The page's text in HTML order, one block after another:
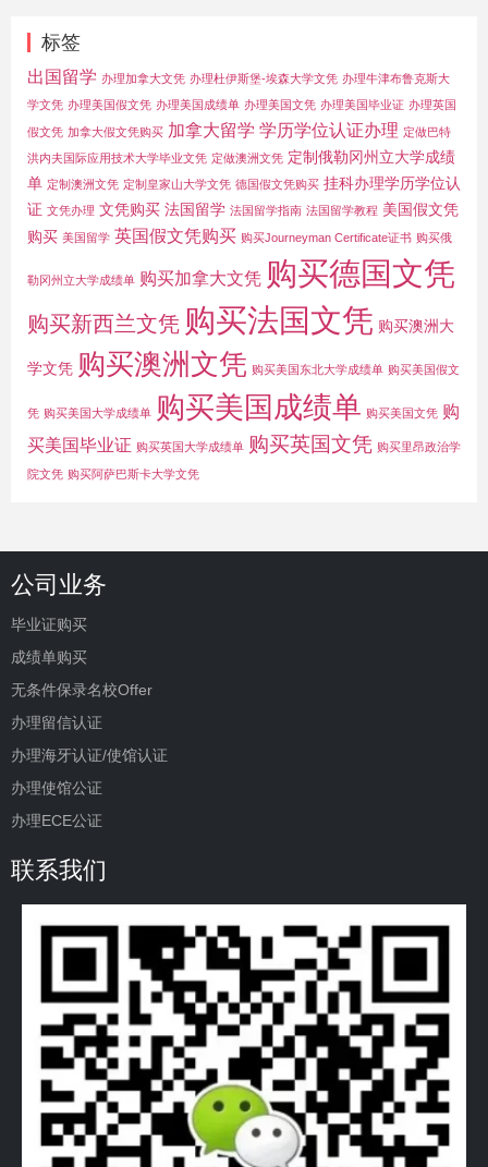
标签
出国留学 办理加拿大文凭 办理杜伊斯堡-埃森大学文凭 办理牛津布鲁克斯大
学文凭 办理美国假文凭 办理美国成绩单 办理美国文凭 办理美国毕业证 办理英国
假文凭 加拿大假文凭购买 加拿大留学 学历学位认证办理 定做巴特
洪内夫国际应用技术大学毕业文凭 定做澳洲文凭 定制俄勒冈州立大学成绩
单 定制澳洲文凭 定制皇家山大学文凭 德国假文凭购买 挂科办理学历学位认
证 文凭办理 文凭购买 法国留学 法国留学指南 法国留学教程 美国假文凭
购买 美国留学 英国假文凭购买 购买Journeyman Certificate证书 购买俄
勒冈州立大学成绩单 购买加拿大文凭 购买德国文凭
购买新西兰文凭 购买法国文凭 购买澳洲大
学文凭 购买澳洲文凭 购买美国东北大学成绩单 购买美国假文
凭 购买美国大学成绩单 购买美国成绩单 购买美国文凭 购
买美国毕业证 购买英国大学成绩单 购买英国文凭 购买里昂政治学
院文凭 购买阿萨巴斯卡大学文凭
公司业务
毕业证购买
成绩单购买
无条件保录名校Offer
办理留信认证
办理海牙认证/使馆认证
办理使馆公证
办理ECE公证
联系我们